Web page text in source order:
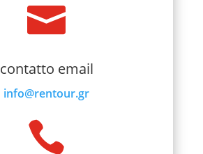

contatto email
info@rentour.gr
